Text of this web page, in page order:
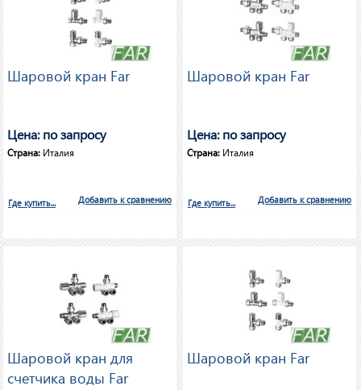
Шаровой кран Far
Цена: по запросу
Страна: Италия
Добавить к сравнению
Где купить...
Шаровой кран Far
Цена: по запросу
Страна: Италия
Добавить к сравнению
Где купить...
Шаровой кран для
счетчика воды Far
Шаровой кран Far